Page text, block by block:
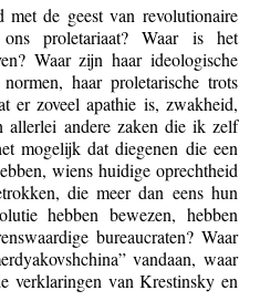
de geest van revolutionaire
proletariaat? Waar is het
Waar zijn haar ideologische
haar proletarische trots
er zoveel apathie is, zwakheid,
allerlei andere zaken die ik zelf
mogelijk dat diegenen die een
wiens huidige oprechtheid
die meer dan eens hun
hebben bewezen, hebben
bureaucraten? Waar
vandaan, waar
verklaringen van Krestinsky en